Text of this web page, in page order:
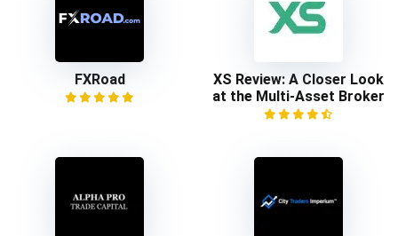
FXRoad
XS Review: A Closer Look
at the Multi-Asset Broker